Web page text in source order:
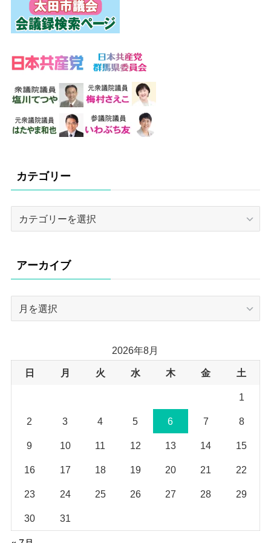
カテゴリー
ー
アーカイブ
ブ
2026年8月
日 月 火 水 木 金 土
1
2 3 4 5 6 7 8
9 10 11 12 13 14 15
16 17 18 19 20 21 22
23 24 25 26 27 28 29
30 31